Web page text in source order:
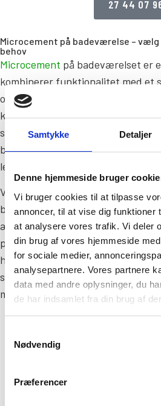
Samtykke Detaljer
Denne hjemmeside bruger
Vi bruger cookies til at tilpasse
annoncer, til at vise dig funktioner
at analysere vores trafik. Vi deler
din brug af vores hjemmeside
for sociale medier,
analysepartnere. Vores partnere
data med andre oplysninger, du
de har indsamlet fra din brug af
Nødvendig
Præferencer
27 44 07
Microcement på badeværelse –
behov
Microcement på badeværelset er
kombinerer funktionalitet med et
om du ønsker et råt, minimalistisk
klassisk stil, giver microcement
skabe et unikt og indbydende
både slidstærk og nem at
lettere.
Vi hjælper dig med at vælge den
badeværelse, så du får et
æstetiske og praktiske behov ved
professionel vejledning og korrekt
holdbar løsning, der holder i
så du får mest muligt ud af dit
microcement.
Gør dit